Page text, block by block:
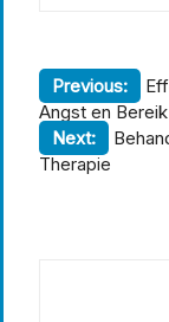
Previous:
Angst en
Next:
Therapie